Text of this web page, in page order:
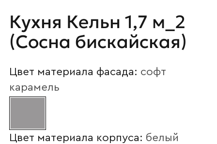
Кухня Кельн 1,7 м_2
(Сосна бискайская)
Цвет материала фасада: софт
карамель
Цвет материала корпуса: белый
Наименование организации
Ваш email
Номер телефона